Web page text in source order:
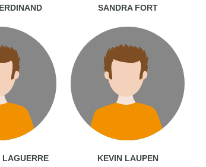
SANDRA FORT
KEVIN LAUPEN